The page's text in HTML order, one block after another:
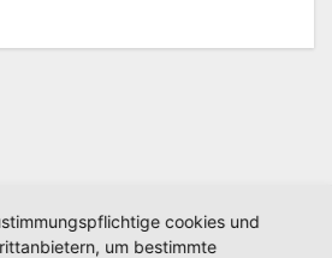
cookies und
um bestimmte